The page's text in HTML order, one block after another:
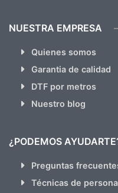
NUESTRA EMPRESA
Quienes somos
Garantia de calidad
DTF por metros
Nuestro blog
¿PODEMOS
Preguntas
Técnicas de